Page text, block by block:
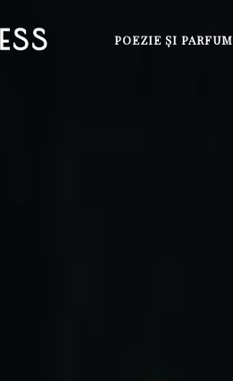
POEZIE ŞI PARFUM